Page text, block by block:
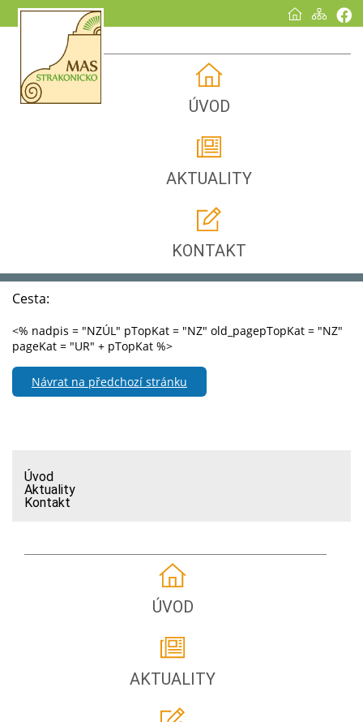
ÚVOD
AKTUALITY
KONTAKT
Cesta:
<% nadpis = "NZÚL" pTopKat = "NZ" old_pagepTopKat = "NZ"
pageKat = "UR" + pTopKat %>
Návrat na předchozí stránku
Úvod
Aktuality
Kontakt
ÚVOD
AKTUALITY